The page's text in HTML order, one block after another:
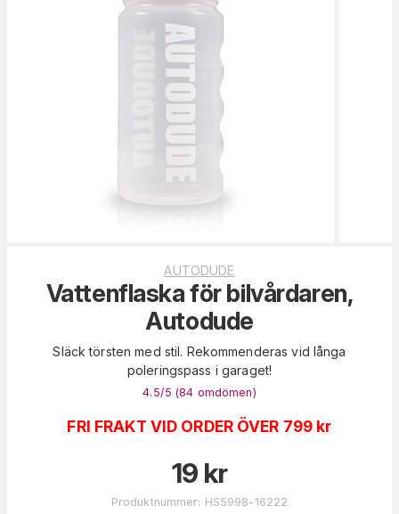
AUTODUDE
Vattenflaska för bilvårdaren,
Autodude
Släck törsten med stil. Rekommenderas vid långa
poleringspass i garaget!
4.5/5 (84 omdömen)
FRI FRAKT VID ORDER ÖVER 799 kr
19 kr
Produktnummer: HS5998-16222